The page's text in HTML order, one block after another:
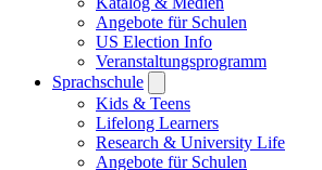
Angebote für Schulen
US Election Info
Veranstaltungsprogramm
Sprachschule
submenu
Kids & Teens
Lifelong Learners
Research & University Life
Angebote für Schulen